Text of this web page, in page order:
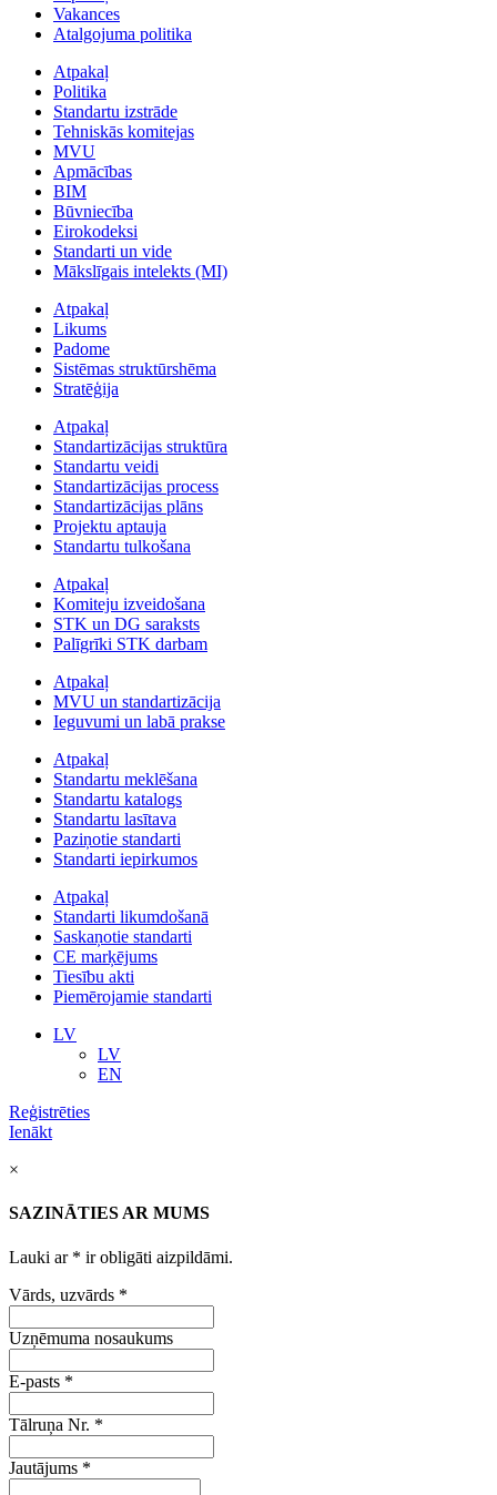
Vakances
Atalgojuma politika
Atpakaļ
Politika
Standartu izstrāde
Tehniskās komitejas
MVU
Apmācības
BIM
Būvniecība
Eirokodeksi
Standarti un vide
Mākslīgais intelekts (MI)
Atpakaļ
Likums
Padome
Sistēmas struktūrshēma
Stratēģija
Atpakaļ
Standartizācijas struktūra
Standartu veidi
Standartizācijas process
Standartizācijas plāns
Projektu aptauja
Standartu tulkošana
Atpakaļ
Komiteju izveidošana
STK un DG saraksts
Palīgrīki STK darbam
Atpakaļ
MVU un standartizācija
Ieguvumi un labā prakse
Atpakaļ
Standartu meklēšana
Standartu katalogs
Standartu lasītava
Paziņotie standarti
Standarti iepirkumos
Atpakaļ
Standarti likumdošanā
Saskaņotie standarti
CE marķējums
Tiesību akti
Piemērojamie standarti
LV
LV
EN
Reģistrēties
Ienākt
×
SAZINĀTIES AR MUMS
Lauki ar * ir obligāti aizpildāmi.
Vārds, uzvārds *
Uzņēmuma nosaukums
E-pasts *
Tālruņa Nr. *
Jautājums *